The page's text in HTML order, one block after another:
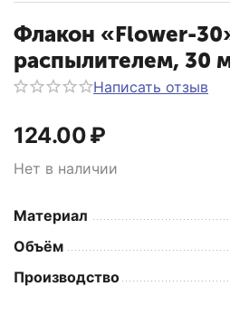
Флакон «Flower-
распылителем, 30
Написать отзыв
124.00₽
Нет в наличии
Материал
Объём
Производство